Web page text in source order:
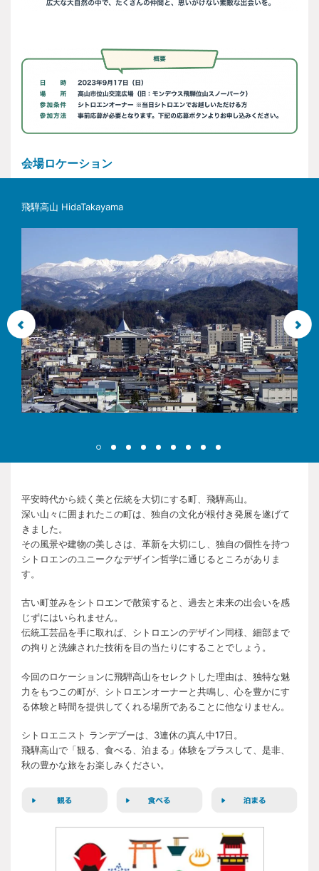
会場ロケーション
飛騨高山 HidaTakayama
平安時代から続く美と伝統を大切にする町、飛騨高山。
深い山々に囲まれたこの町は、独自の文化が根付き発展を遂げて
きました。
その風景や建物の美しさは、革新を大切にし、独自の個性を持つ
シトロエンのユニークなデザイン哲学に通じるところがありま
す。
古い町並みをシトロエンで散策すると、過去と未来の出会いを感
じずにはいられません。
伝統工芸品を手に取れば、シトロエンのデザイン同様、細部まで
の拘りと洗練された技術を目の当たりにすることでしょう。
今回のロケーションに飛騨高山をセレクトした理由は、独特な魅
力をもつこの町が、シトロエンオーナーと共鳴し、心を豊かにす
る体験と時間を提供してくれる場所であることに他なりません。
シトロエニスト ランデブーは、3連休の真ん中17日。
飛騨高山で「観る、食べる、泊まる」体験をプラスして、是非、
秋の豊かな旅をお楽しみください。